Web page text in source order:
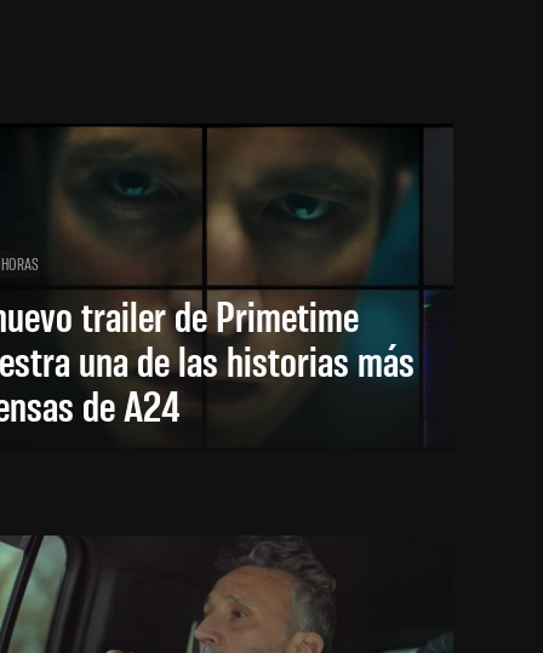
trailer de Primetime
una de las historias más
de A24